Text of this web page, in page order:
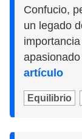
Confucio,
un legado
artículo
Equilibrio